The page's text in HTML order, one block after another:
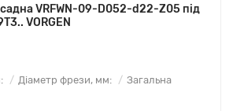
VRFWN-09-D052-d22-Z05 під
VORGEN
Діаметр фрези, мм:
Загальна